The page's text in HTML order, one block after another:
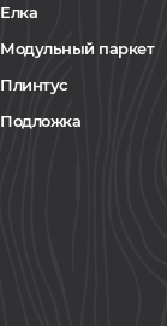
Елка
Модульный паркет
Плинтус
Подложка